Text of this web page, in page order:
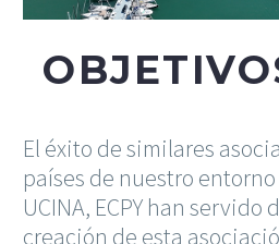
El éxito de similares
países de nuestro entorno
UCINA, ECPY han
creación de esta